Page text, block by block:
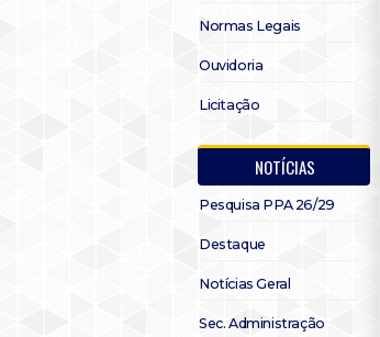
Normas Legais
Ouvidoria
Licitação
NOTÍCIAS
Pesquisa PPA 26/29
Destaque
Notícias Geral
Sec. Administração